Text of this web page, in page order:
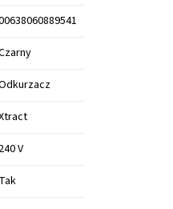
240 V
Tak